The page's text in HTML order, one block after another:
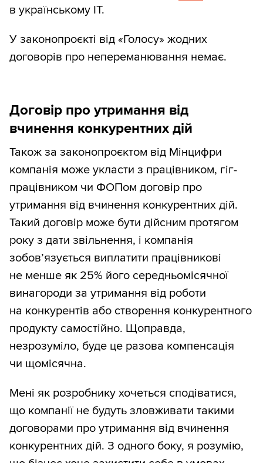
в українському IT.
У законопроєкті від «Голосу» жодних
договорів про непереманювання немає.
Договір про утримання від
вчинення конкурентних дій
Також за законопроєктом від Мінцифри
компанія може укласти з працівником, гіг-
працівником чи ФОПом договір про
утримання від вчинення конкурентних дій.
Такий договір може бути дійсним протягом
року з дати звільнення, і компанія
зобов’язується виплатити працівникові
не менше як 25% його середньомісячної
винагороди за утримання від роботи
на конкурентів або створення конкурентного
продукту самостійно. Щоправда,
незрозуміло, буде це разова компенсація
чи щомісячна.
Мені як розробнику хочеться сподіватися,
що компанії не будуть зловживати такими
договорами про утримання від вчинення
конкурентних дій. З одного боку, я розумію,